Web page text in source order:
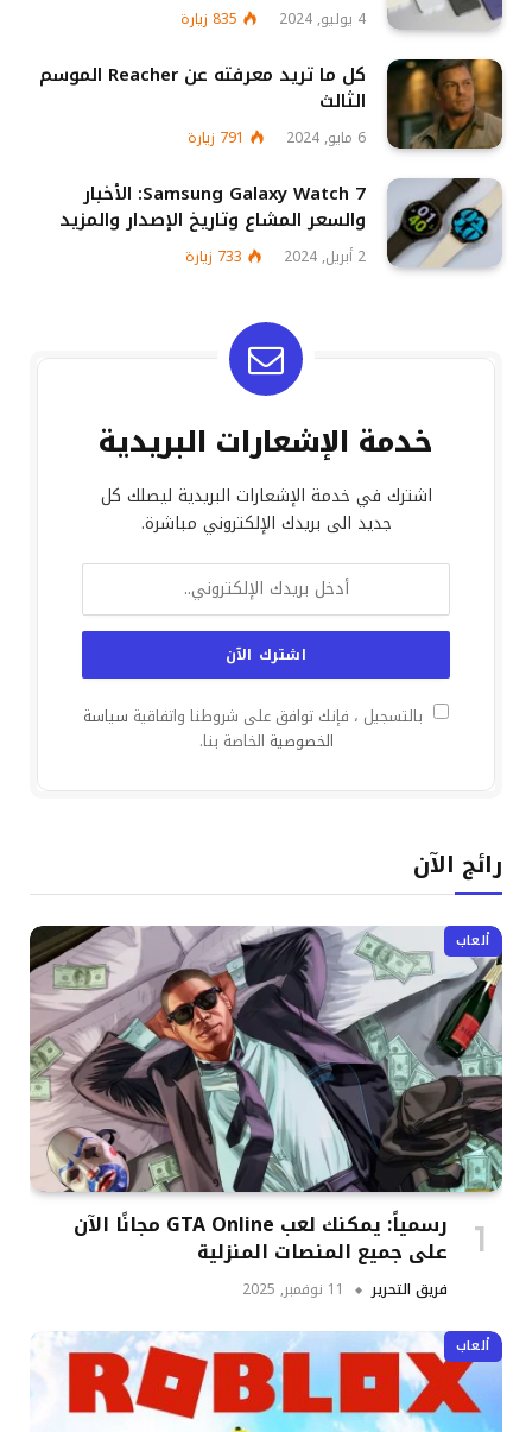
4 يوليو, 2024 835 زيارة
كل ما تريد معرفته عن Reacher الموسم
الثالث
6 مايو, 2024 791 زيارة
Samsung Galaxy Watch 7: الأخبار
والسعر المشاع وتاريخ الإصدار والمزيد
2 أبريل, 2024 733 زيارة
خدمة الإشعارات البريدية
اشترك في خدمة الإشعارات البريدية ليصلك كل
جديد الى بريدك الإلكتروني مباشرة.
بالتسجيل ، فإنك توافق على شروطنا واتفاقية سياسة
الخصوصية الخاصة بنا.
رائج الآن
ألعاب
رسمياً: يمكنك لعب GTA Online مجانًا الآن
على جميع المنصات المنزلية
فريق التحرير 11 نوفمبر, 2025
ألعاب